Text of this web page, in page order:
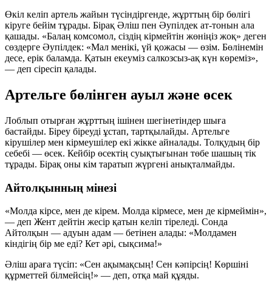
Өкіл келіп артель жайын түсіндіргенде, жұрттың бір бөлігі
кіруге бейім тұрады. Бірақ Әліш пен Әупілдек ат-тонын ала
қашады. «Балаң комсомол, сіздің кірмейтін жөніңіз жоқ» деген
сөздерге Әупілдек: «Мал менікі, үй қожасы — өзім. Бөлінемін
десе, ерік баламда. Қатын екеуміз салкозсыз-ақ күн көреміз»,
— деп сіресіп қалады.
Артельге бөлінген ауыл және өсек
Лоблып отырған жұрттың ішінен шегінетіндер шыға
бастайды. Біреу біреуді ұстап, тартқылайды. Артельге
кірушілер мен кірмеушілер екі жікке айналады. Толқудың бір
себебі — өсек. Кейбір өсектің суықтығынан төбе шашың тік
тұрады. Бірақ оны кім таратып жүргені анықталмайды.
Айтолқынның мінезі
«Молда кірсе, мен де кірем. Молда кірмесе, мен де кірмеймін»,
— деп Жент дейтін жесір қатын келіп тіреледі. Сонда
Айтолқын — адуын адам — бетінен алады: «Молдамен
кіндігің бір ме еді? Кет әрі, сықсима!»
Әліш араға түсіп: «Сен ақымақсың! Сен кәпірсің! Көршіні
құрметтей білмейсің!» — деп, отқа май құяды.